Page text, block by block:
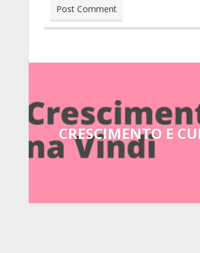
CRESCIMENTO E